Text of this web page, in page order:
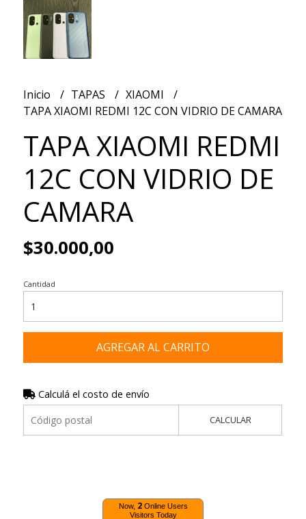
Inicio TAPAS
XIAOMI
TAPA XIAOMI REDMI 12C CON VIDRIO DE CAMARA
TAPA XIAOMI REDMI
12C CON VIDRIO DE
CAMARA
$30.000,00
Cantidad
AGREGAR AL CARRITO
Calculá el costo de envío
CALCULAR
Now, 2Online Users
Visitors Today